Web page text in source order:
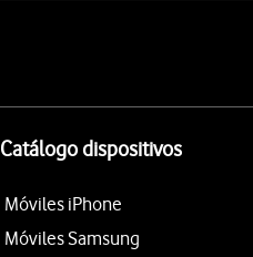
Catálogo dispositivos
Móviles iPhone
Móviles Samsung